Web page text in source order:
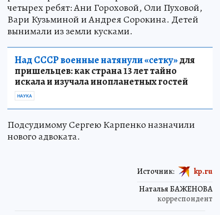
четырех ребят: Ани Гороховой, Оли Пуховой,
Вари Кузьминой и Андрея Сорокина. Детей
вынимали из земли кусками.
Над СССР военные натянули «сетку»для
пришельцев: как страна 13 лет тайно
искала и изучала инопланетных гостей
НАУКА
Подсудимому Сергею Карпенко назначили
нового адвоката.
Наталья БАЖЕНОВА
корреспондент
Источник: kp.ru